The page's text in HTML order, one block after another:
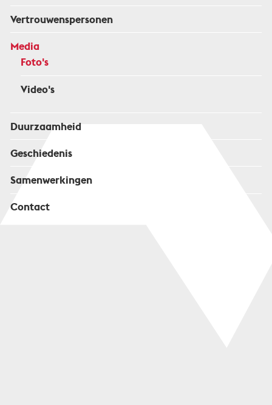
Vertrouwenspersonen
Media
Foto's
Video's
Duurzaamheid
Geschiedenis
Samenwerkingen
Contact